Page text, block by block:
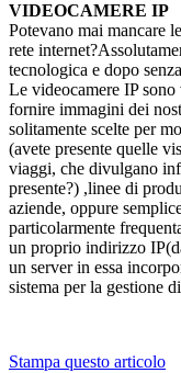
VIDEOCAMERE IP
Potevano mai mancare
rete
tecnologica e dopo
Le videocamere IP
fornire immagini dei
solitamente scelte per
(avete presente quelle
viaggi, che divulgano
presente?) ,linee di
aziende, oppure
particolarmente
un proprio indirizzo
un server in essa
sistema per la gestione
Stampa questo articolo